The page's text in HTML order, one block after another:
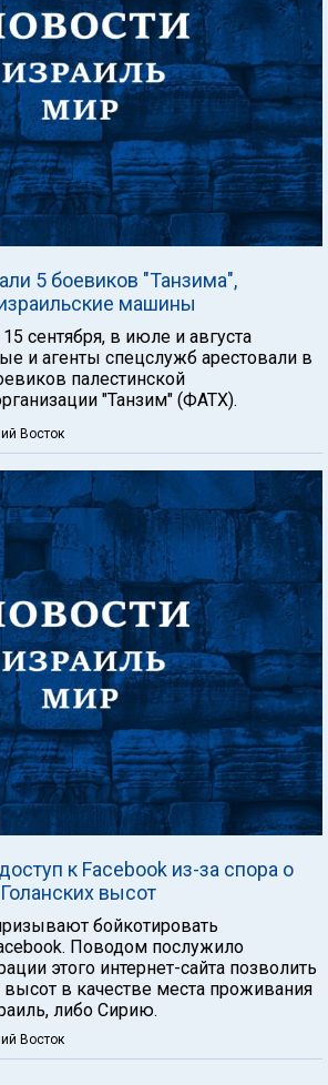
5 боевиков "Танзима",
машины
сентября, в июле и августа
и агенты спецслужб арестовали в
палестинской
"Танзим" (ФАТХ).
Восток
к Facebook из-за спора о
высот
бойкотировать
Поводом послужило
этого интернет-сайта позволить
в качестве места проживания
либо Сирию.
Восток